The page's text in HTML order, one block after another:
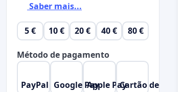
Saber mais...
5 € 10 € 20 € 40 € 80 €
Método de pagamento
PayPal Google PayApple PayCartão de